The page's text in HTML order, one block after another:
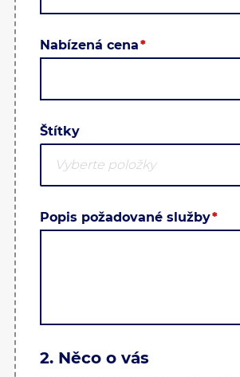
Nabízená cena
Štítky
Vyberte položky
popis požadované služby
2. Něco o vás